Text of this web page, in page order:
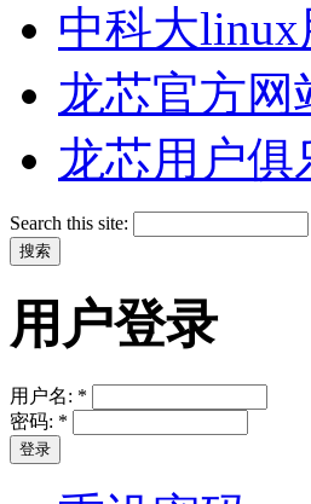
中科大
龙芯官方网
龙芯用户俱
Search this site:
用户登录
用户名: *
密码: *